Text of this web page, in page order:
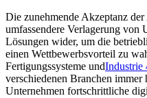
Die zunehmende Akzeptanz
umfassendere Verlagerung von
Lösungen wider, um die
einen Wettbewerbsvorteil zu
Fertigungssysteme undIndustrie
verschiedenen Branchen immer
Unternehmen fortschrittliche